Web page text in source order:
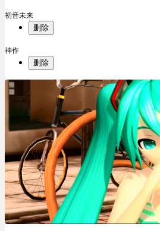
初音未来
删除
神作
删除